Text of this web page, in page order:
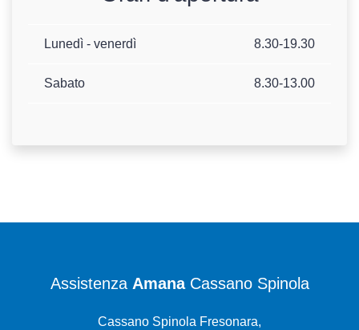
Lunedì - venerdì 8.30-19.30
Sabato 8.30-13.00
Assistenza AmanaCassano Spinola
Cassano Spinola Fresonara,